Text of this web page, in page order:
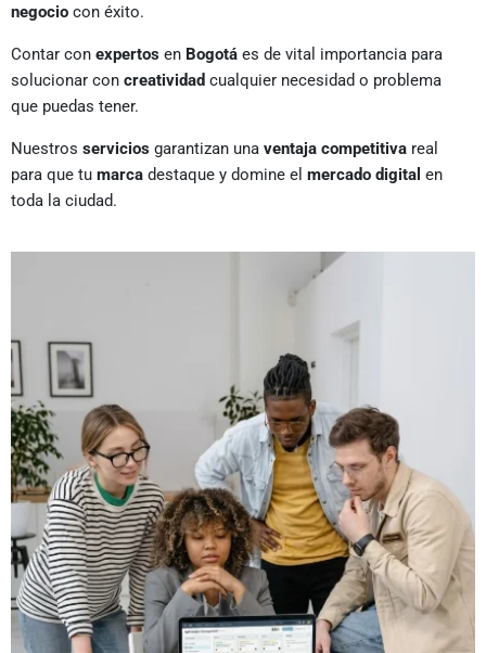
negocio con éxito.
Contar con expertos en Bogotá es de vital importancia para
solucionar con creatividad cualquier necesidad o problema
que puedas tener.
Nuestros servicios garantizan una ventaja competitiva real
para que tu marca destaque y domine el mercado digital en
toda la ciudad.